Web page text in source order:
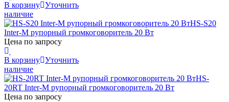
В корзину Уточнить
наличие
HS-S20
Inter-M рупорный громкоговоритель 20 Вт
Цена по запросу
В корзину Уточнить
наличие
HS-
20RT Inter-M рупорный громкоговоритель 20 Вт
Цена по запросу